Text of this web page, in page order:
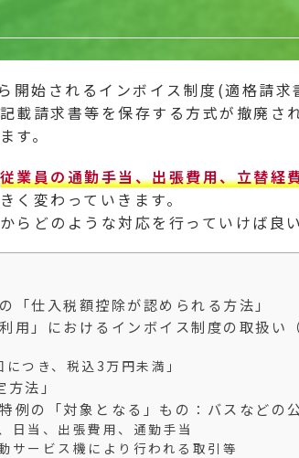
開始されるインボイス制度(適格請求
載請求書等を保存する方式が撤廃
す。
従業員の通勤手当、出張費用、立替経
く変わっていきます。
らどのような対応を行っていけば良
「仕入税額控除が認められる方法」
用」におけるインボイス制度の取扱い
つき、税込3万円未満」
法」
例の「対象となる」もの：バスなどの
日当、出張費用、通勤手当
サービス機により行われる取引等